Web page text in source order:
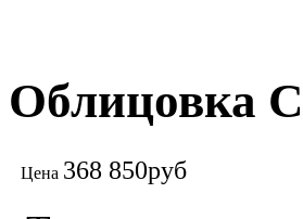
Облицовка
Цена 368 850руб